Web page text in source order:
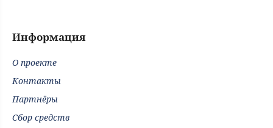
Информация
О проекте
Контакты
Партнёры
Сбор средств